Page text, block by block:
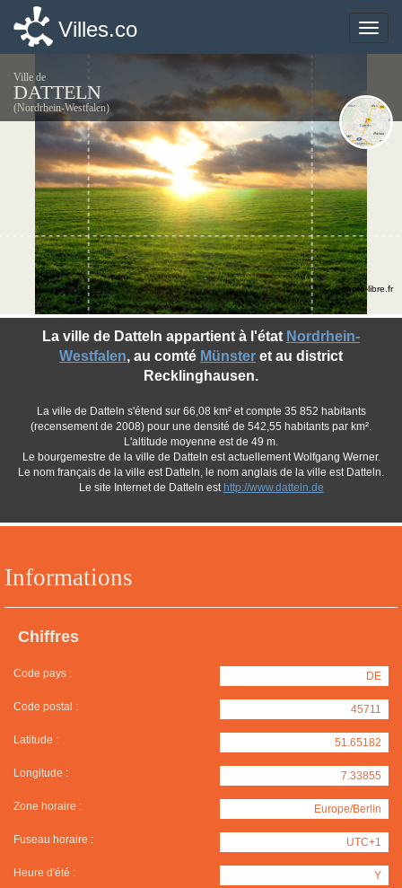
Toggle
Villes.co
Ville de
DATTELN
(Nordrhein-Westfalen)
Informations
Chiffres
Code pays : DE
Code postal : 45711
Latitude : 51.65182
Longitude : 7.33855
Zone horaire : Europe/Berlin
Fuseau horaire : UTC+1
Heure d'été : Y
La ville de Datteln appartient à l'état Nordrhein-
Westfalen, au comté Münster et au district
Recklinghausen.
La ville de Datteln s'étend sur 66,08 km² et compte 35 852 habitants
(recensement de 2008) pour une densité de 542,55 habitants par km².
L'altitude moyenne est de 49 m.
Le bourgemestre de la ville de Datteln est actuellement Wolfgang Werner.
Le nom français de la ville est Datteln, le nom anglais de la ville est Datteln.
Le site Internet de Datteln est http://www.datteln.de
©photo-libre.fr
Toggle
Villes.co